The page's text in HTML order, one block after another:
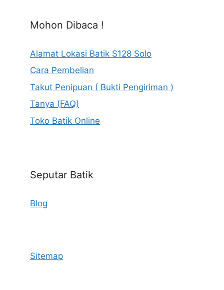
Mohon Dibaca !
Alamat Lokasi Batik S128 Solo
Cara Pembelian
Takut Penipuan ( Bukti Pengiriman )
Tanya (FAQ)
Toko Batik Online
Seputar Batik
Blog
Sitemap